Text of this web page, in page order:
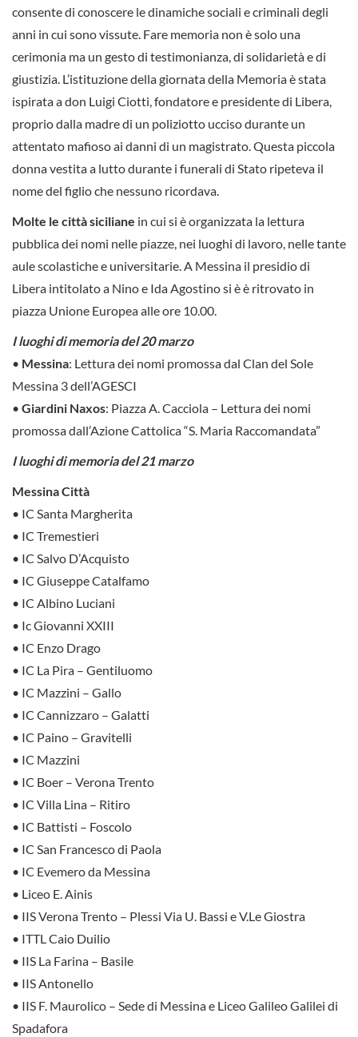
consente di conoscere le dinamiche sociali e criminali degli
anni in cui sono vissute. Fare memoria non è solo una
cerimonia ma un gesto di testimonianza, di solidarietà e di
giustizia. L’istituzione della giornata della Memoria è stata
ispirata a don Luigi Ciotti, fondatore e presidente di Libera,
proprio dalla madre di un poliziotto ucciso durante un
attentato mafioso ai danni di un magistrato. Questa piccola
donna vestita a lutto durante i funerali di Stato ripeteva il
nome del figlio che nessuno ricordava.
Molte le città siciliane in cui si è organizzata la lettura
pubblica dei nomi nelle piazze, nei luoghi di lavoro, nelle tante
aule scolastiche e universitarie. A Messina il presidio di
Libera intitolato a Nino e Ida Agostino si è è ritrovato in
piazza Unione Europea alle ore 10.00.
I luoghi di memoria del 20 marzo
• Messina: Lettura dei nomi promossa dal Clan del Sole
Messina 3 dell’AGESCI
• Giardini Naxos: Piazza A. Cacciola – Lettura dei nomi
promossa dall’Azione Cattolica “S. Maria Raccomandata”
I luoghi di memoria del 21 marzo
Messina Città
• IC Santa Margherita
• IC Tremestieri
• IC Salvo D’Acquisto
• IC Giuseppe Catalfamo
• IC Albino Luciani
• Ic Giovanni XXIII
• IC Enzo Drago
• IC La Pira – Gentiluomo
• IC Mazzini – Gallo
• IC Cannizzaro – Galatti
• IC Paino – Gravitelli
• IC Mazzini
• IC Boer – Verona Trento
• IC Villa Lina – Ritiro
• IC Battisti – Foscolo
• IC San Francesco di Paola
• IC Evemero da Messina
• Liceo E. Ainis
• IIS Verona Trento – Plessi Via U. Bassi e V.Le Giostra
• ITTL Caio Duilio
• IIS La Farina – Basile
• IIS Antonello
• IIS F. Maurolico – Sede di Messina e Liceo Galileo Galilei di
Spadafora